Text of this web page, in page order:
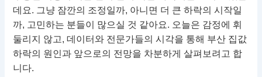
데요. 그냥 잠깐의 조정일까, 아니면 더 큰 하락의 시작일
까, 고민하는 분들이 많으실 것 같아요. 오늘은 감정에 휘
둘리지 않고, 데이터와 전문가들의 시각을 통해 부산 집값
하락의 원인과 앞으로의 전망을 차분하게 살펴보려고 합
니다.